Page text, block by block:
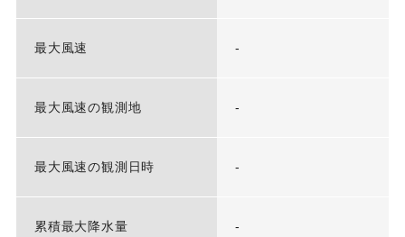
最大風速 -
最大風速の観測地 -
最大風速の観測日時 -
累積最大降水量 -